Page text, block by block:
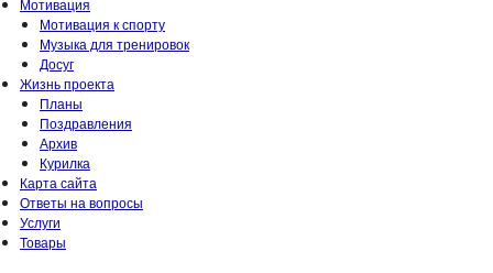
Мотивация
Мотивация к спорту
Музыка для тренировок
Досуг
Жизнь проекта
Планы
Поздравления
Архив
Курилка
Карта сайта
Ответы на вопросы
Услуги
Товары